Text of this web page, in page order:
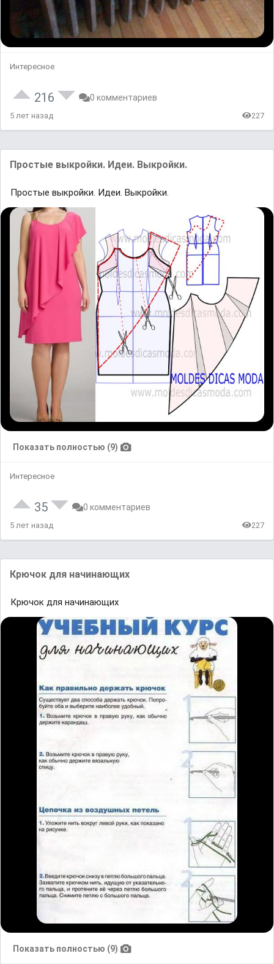
Интересное
216 0 комментариев
5 лет назад 227
Простые выкройки. Идеи. Выкройки.
Простые выкройки. Идеи. Выкройки.
Показать полностью (9)
Интересное
35 0 комментариев
5 лет назад 227
Крючок для начинающих
Крючок для начинающих
Показать полностью (9)